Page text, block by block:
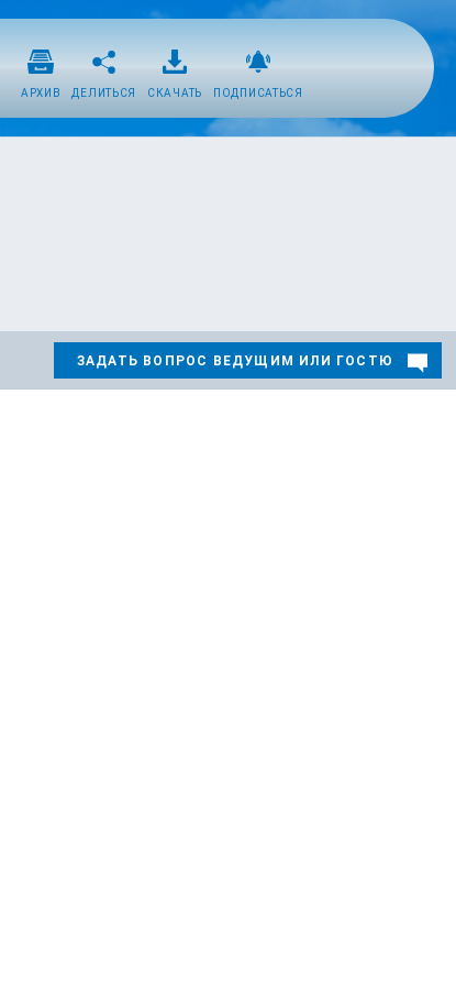
АРХИВ ДЕЛИТЬСЯ СКАЧАТЬ ПОДПИСАТЬСЯ
ЗАДАТЬ ВОПРОС ВЕДУЩИМ ИЛИ ГОСТЮ